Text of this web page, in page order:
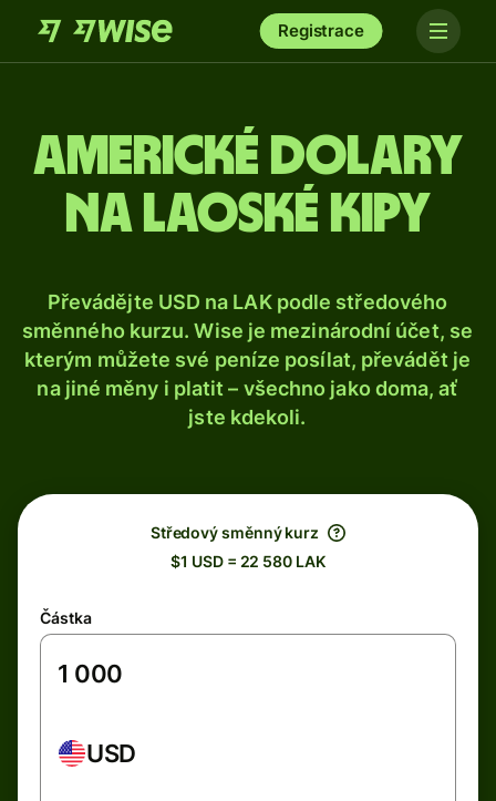
Registrace
Americké dolary
na laoské kipy
Převádějte USD na LAK podle středového
směnného kurzu. Wise je mezinárodní účet, se
kterým můžete své peníze posílat, převádět je
na jiné měny i platit – všechno jako doma, ať
jste kdekoli.
Středový směnný kurz
$1 USD = 22 580 LAK
Částka
USD